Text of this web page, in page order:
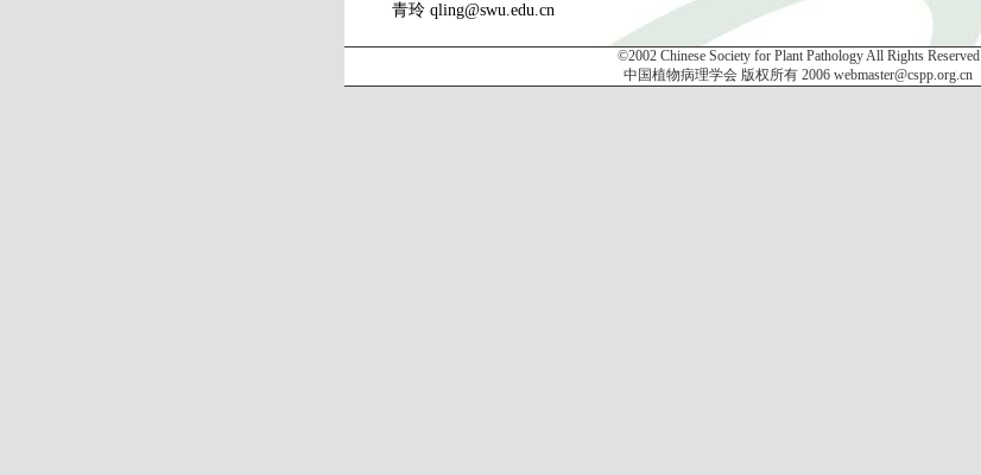
青玲 qling@swu.edu.cn
©2002 Chinese Society for Plant Pathology All Rights Reserved
中国植物病理学会 版权所有 2006 webmaster@cspp.org.cn